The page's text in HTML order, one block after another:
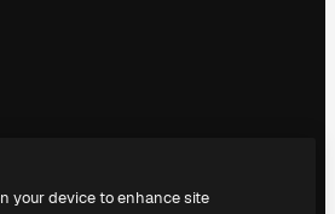
your device to enhance site